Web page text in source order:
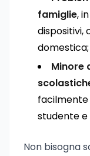
famiglie,
dispositivi,
domestica;
Minore
studente e
Non bisogna